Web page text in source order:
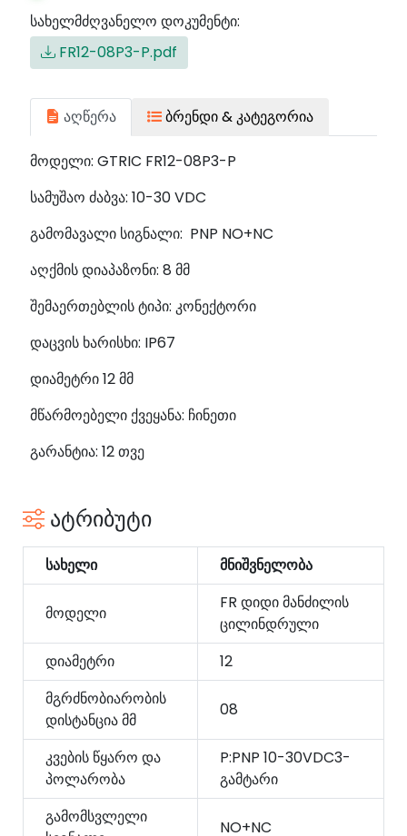
სახელმძღვანელო დოკუმენტი:
FR12-08P3-P.pdf
აღწერა ბრენდი & კატეგორია
მოდელი: GTRIC FR12-08P3-P
სამუშაო ძაბვა: 10-30 VDC
გამომავალი სიგნალი: PNP NO+NC
აღქმის დიაპაზონი: 8 მმ
შემაერთებლის ტიპი: კონექტორი
დაცვის ხარისხი: IP67
დიამეტრი 12 მმ
მწარმოებელი ქვეყანა: ჩინეთი
გარანტია: 12 თვე
ატრიბუტი
სახელი მნიშვნელობა
მოდელი
FR დიდი მანძილის
ცილინდრული
დიამეტრი
12
მგრძნობიარობის
დისტანცია მმ
08
კვების წყარო და
პოლარობა
P:PNP 10-30VDC3-
გამტარი
გამომსვლელი
NO+NC